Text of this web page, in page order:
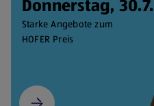
Donnerstag, 30.7.
Starke Angebote zum
HOFER Preis